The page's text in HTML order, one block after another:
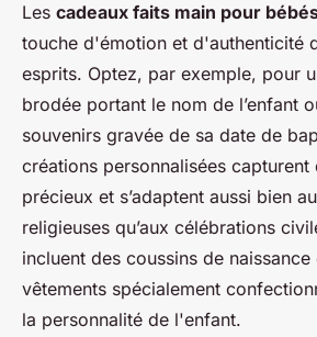
Les cadeaux faits main pour
touche d'émotion et d'authenticité
esprits. Optez, par exemple, pour
brodée portant le nom de l’enfant
souvenirs gravée de sa date de
créations personnalisées capturent
précieux et s’adaptent aussi bien
religieuses qu’aux célébrations
incluent des coussins de
vêtements spécialement
la personnalité de l'enfant.